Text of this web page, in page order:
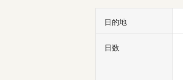
目的地
日数